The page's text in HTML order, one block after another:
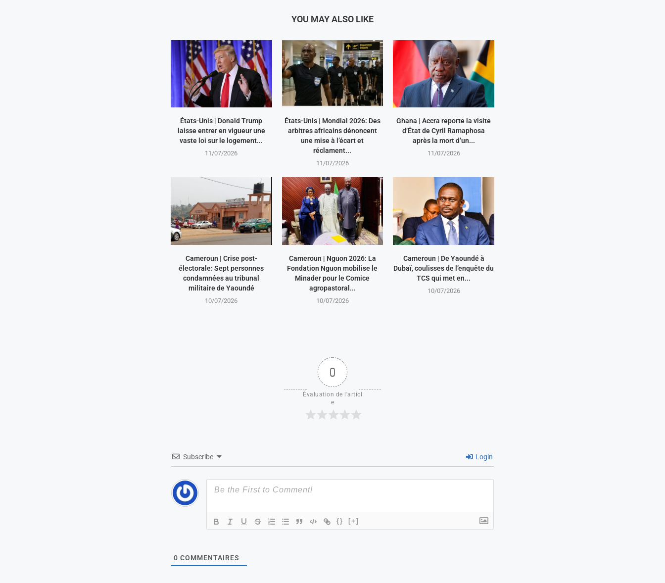
YOU MAY ALSO LIKE
États-Unis | Donald Trump
laisse entrer en vigueur une
vaste loi sur le logement...
11/07/2026
États-Unis | Mondial 2026: Des
arbitres africains dénoncent
une mise à l’écart et
réclament...
11/07/2026
Ghana | Accra reporte la visite
d’État de Cyril Ramaphosa
après la mort d’un...
11/07/2026
Cameroun | Crise post-
électorale: Sept personnes
condamnées au tribunal
militaire de Yaoundé
10/07/2026
Cameroun | Nguon 2026: La
Fondation Nguon mobilise le
Minader pour le Comice
agropastoral...
10/07/2026
Cameroun | De Yaoundé à
Dubaï, coulisses de l’enquête du
TCS qui met en...
10/07/2026
0
Évaluation de l'articl
e
Subscribe Login
{} [+]
0 COMMENTAIRES